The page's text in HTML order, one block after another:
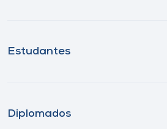
Estudantes
Diplomados